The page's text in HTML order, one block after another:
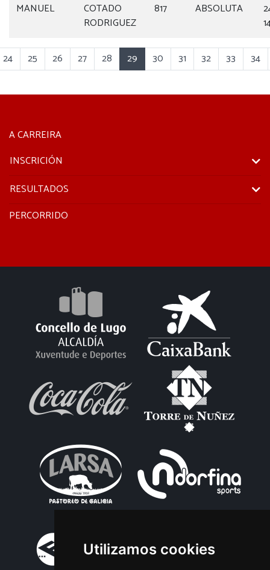
Utilizamos cookies
MANUEL
COTADO
RODRIGUEZ
817 ABSOLUTA
24 25 26 27 28 29 30 31 32 33 34
A CARREIRA
INSCRICIÓN
RESULTADOS
PERCORRIDO